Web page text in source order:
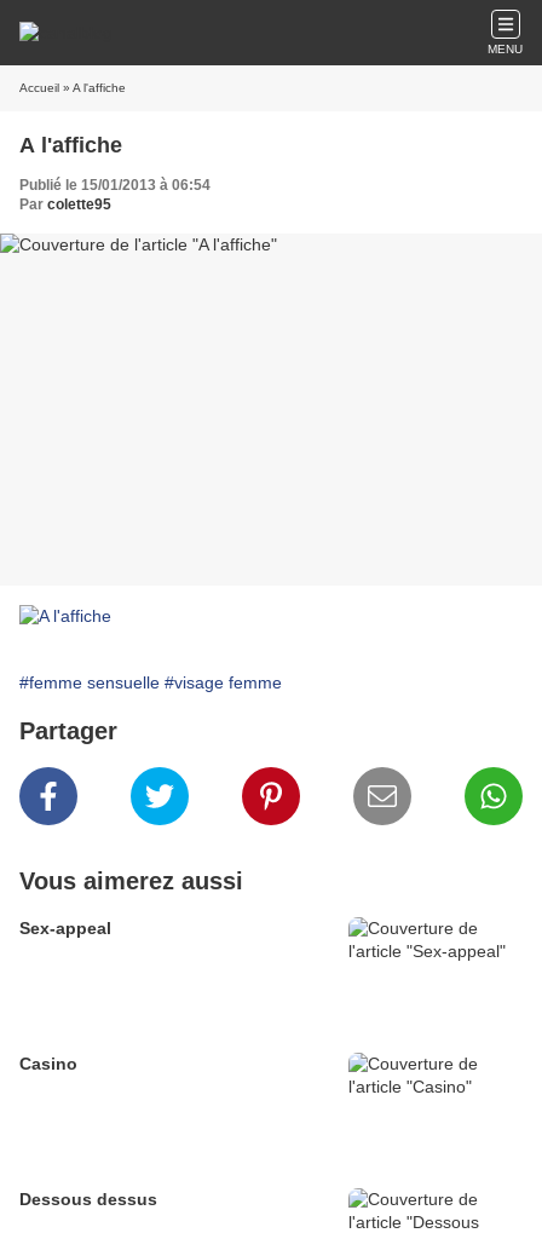
MENU
Accueil » A l'affiche
A l'affiche
Publié le 15/01/2013 à 06:54
Par colette95
#femme sensuelle #visage femme
Partager
Vous aimerez aussi
Sex-appeal
Casino
Dessous dessus